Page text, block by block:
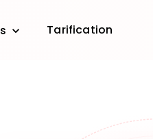
Tarification